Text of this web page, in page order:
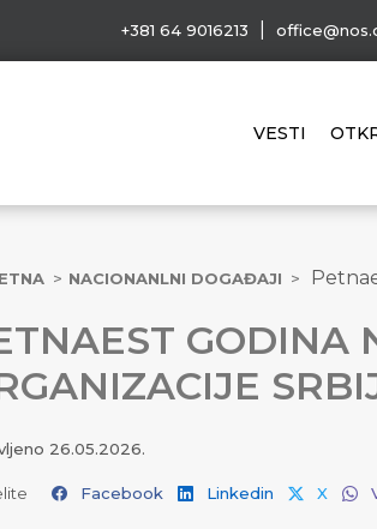
+381 64 9016213
VESTI
NACIONANLNI DOGAĐAJI
GODINA
26.05.2026.
Facebook Linkedin X